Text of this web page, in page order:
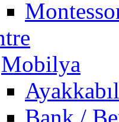
Mobilya
Bank /